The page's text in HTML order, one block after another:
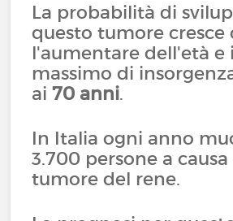
La probabilità di
questo tumore cresce
l'aumentare dell'età e
massimo di
ai70 anni.
In Italia ogni anno
3.700 persone a
tumore del rene.